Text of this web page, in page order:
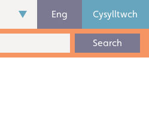
Eng Cysylltwch
Search